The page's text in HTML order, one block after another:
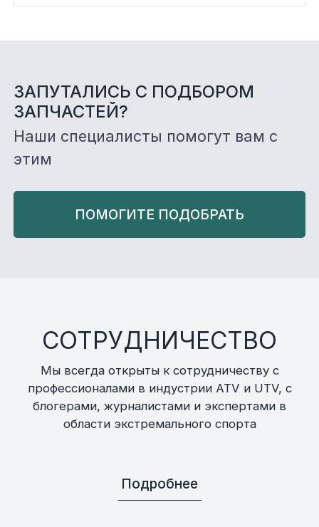
ЗАПУТАЛИСЬ С ПОДБОРОМ
ЗАПЧАСТЕЙ?
Наши специалисты помогут вам с
этим
ПОМОГИТЕ ПОДОБРАТЬ
СОТРУДНИЧЕСТВО
Мы всегда открыты к сотрудничеству с
профессионалами в индустрии ATV и UTV, с
блогерами, журналистами и экспертами в
области экстремального спорта
Подробнее